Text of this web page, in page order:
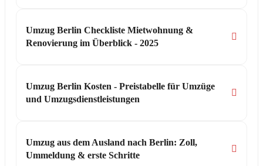
Umzug Berlin Checkliste Mietwohnung &
Renovierung im Überblick - 2025
Umzug Berlin Kosten - Preistabelle für Umzüge
und Umzugsdienstleistungen
Umzug aus dem Ausland nach Berlin: Zoll,
Ummeldung & erste Schritte